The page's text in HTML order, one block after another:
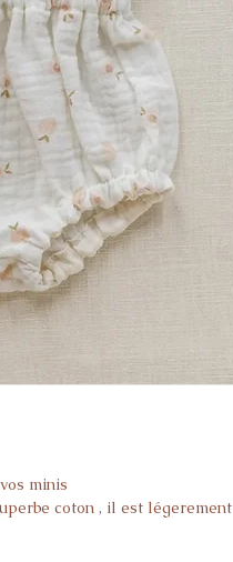
minis
coton , il est légerement